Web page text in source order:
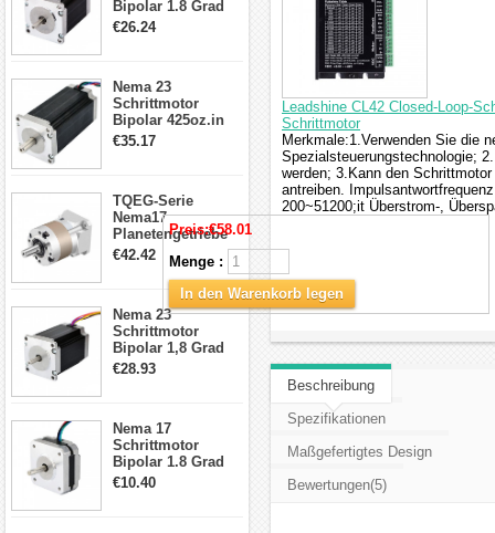
Bipolar 1.8 Grad
1.9Nm 3A 3.36V 4
€26.24
Nema 23
Schrittmotor
Bipolar 425oz.in
4.2A 57x57x114mm
€35.17
TQEG-Serie
Nema17
Planetengetriebe
5:1 Spiel 15Arc-
min für Nema 17
Getriebe
Schrittmotor
€42.42
Nema 23
Schrittmotor
Bipolar 1,8 Grad
2,83Nm 4 A 2,26V
€28.93
Nema 17
Schrittmotor
Bipolar 1.8 Grad
8.7Ncm 1A 3.5V 4
€10.40
Leadshine CL42 Closed-Loop-
Schrittmotor
Merkmale:1.Verwenden Sie die
Spezialsteuerungstechnologie;
werden; 3.Kann den
antreiben.
200~51200;it Überstrom-,
Preis:€58.01
Menge :
In den Warenkorb legen
Beschreibung
Spezifikationen
Maßgefertigtes Design
Bewertungen(5)